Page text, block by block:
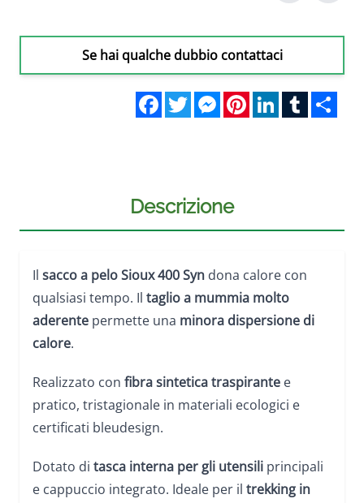
Se hai qualche dubbio contattaci
FacebookTwitterMessengerPinterestLinkedInTumblr
Descrizione
Il sacco a pelo Sioux 400 Syn dona calore con
qualsiasi tempo. Il taglio a mummia molto
aderente permette una minora dispersione di
calore.
Realizzato con fibra sintetica traspirante e
pratico, tristagionale in materiali ecologici e
certificati bleudesign.
Dotato di tasca interna per gli utensili principali
e cappuccio integrato. Ideale per il trekking in